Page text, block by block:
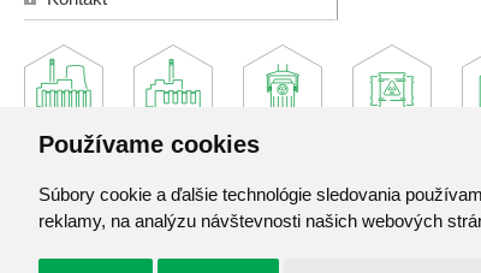
Používame cookies
Súbory cookie a ďalšie technológie sledovania
reklamy, na analýzu návštevnosti našich webových
Jadrová a vyraďovacia spoločnosť, a. s.
919 30 Jaslovské Bohunice